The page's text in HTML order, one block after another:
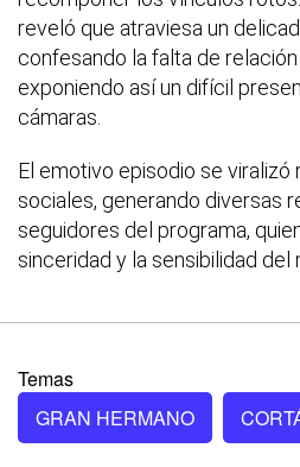
reveló que atraviesa un
confesando la falta de
exponiendo así un difícil
cámaras.
El emotivo episodio se
sociales, generando diversas
seguidores del programa,
sinceridad y la sensibilidad del
Temas
GRAN HERMANO